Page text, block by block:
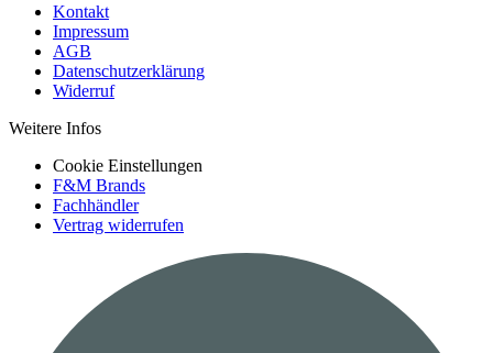
Kontakt
Impressum
AGB
Datenschutzerklärung
Widerruf
Weitere Infos
Cookie Einstellungen
F&M Brands
Fachhändler
Vertrag widerrufen